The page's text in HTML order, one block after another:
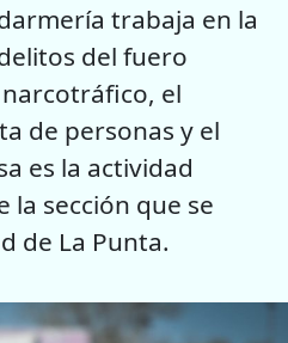
trabaja en la
del fuero
el
de personas y el
es la actividad
sección que se
de La Punta.